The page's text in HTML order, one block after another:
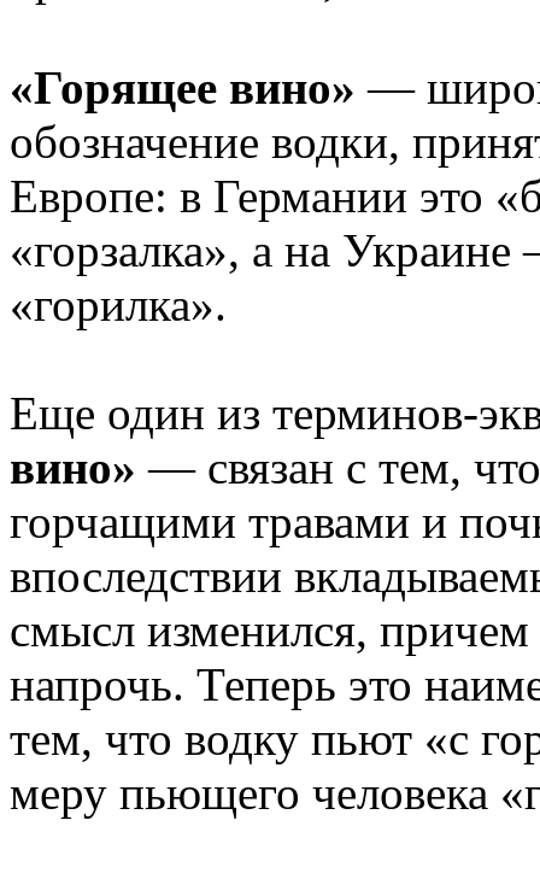
«Горящее вино» —
обозначение водки,
Европе: в Германии это
«горзалка», а на
«горилка».
Еще один из терминов-
вино» — связан с тем,
горчащими травами и
впоследствии
смысл изменился,
напрочь. Теперь это
тем, что водку пьют «с
меру пьющего человека